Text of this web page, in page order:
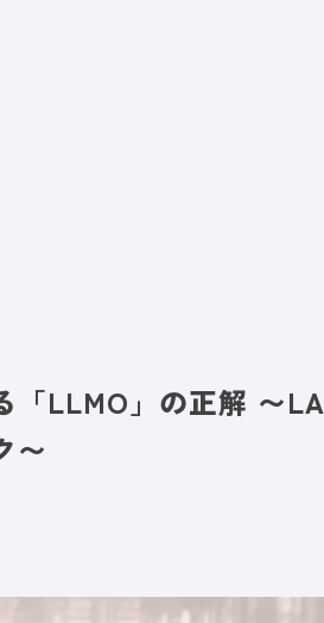
「LLMO」の正解 〜
〜